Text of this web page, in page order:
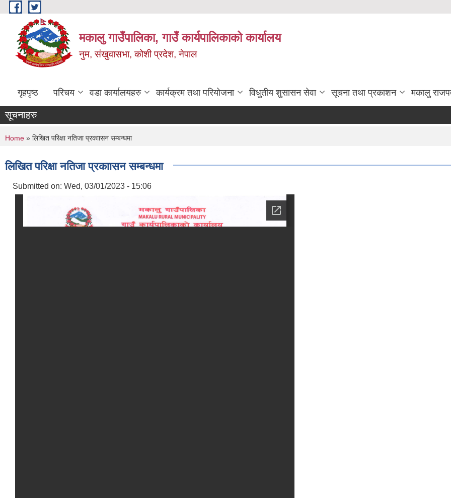
Skip to main content
मकालु गाउँपालिका, गाउँ कार्यपालिकाको कार्यालय
नुम, संखुवासभा, कोशी प्रदेश, नेपाल
गृहपृष्ठ परिचय वडा कार्यालयहरु कार्यक्रम तथा परियोजना विधुतीय शुसासन सेवा सूचना तथा प्रकाशन मकालु
सूचनाहरु
You are here
Home » लिखित परिक्षा नतिजा प्रकाासन सम्बन्धमा
लिखित परिक्षा नतिजा प्रकाासन सम्बन्धमा
Submitted on: Wed, 03/01/2023 - 15:06